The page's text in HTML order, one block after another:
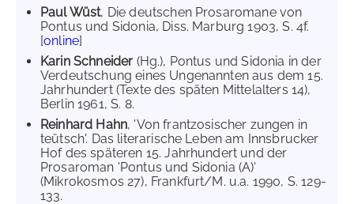
Paul Wüst, Die deutschen Prosaromane von
Pontus und Sidonia, Diss. Marburg 1903, S. 4f.
[online]
Karin Schneider (Hg.), Pontus und Sidonia in der
Verdeutschung eines Ungenannten aus dem 15.
Jahrhundert (Texte des späten Mittelalters 14),
Berlin 1961, S. 8.
Reinhard Hahn, 'Von frantzosischer zungen in
teütsch'. Das literarische Leben am Innsbrucker
Hof des späteren 15. Jahrhundert und der
Prosaroman 'Pontus und Sidonia (A)'
(Mikrokosmos 27), Frankfurt/M. u.a. 1990, S. 129-
133.